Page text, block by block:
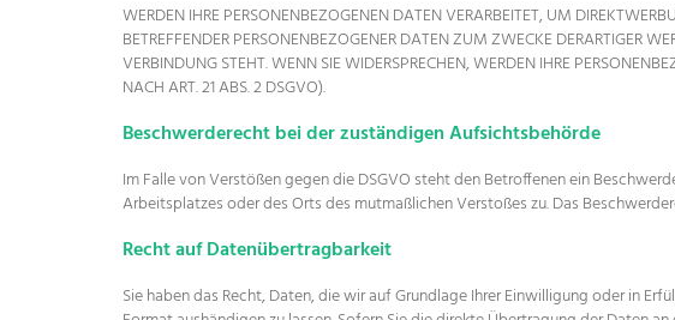
WERDEN IHRE PERSONENBEZOGENEN DATEN VERARBEITET, UM
BETREFFENDER PERSONENBEZOGENER DATEN ZUM ZWECKE DERARTIGER
VERBINDUNG STEHT. WENN SIE WIDERSPRECHEN, WERDEN IHRE
NACH ART. 21 ABS. 2 DSGVO).
Beschwerde­recht bei der zuständigen Aufsichts­behörde
Im Falle von Verstößen gegen die DSGVO steht den Betroffenen ein
Arbeitsplatzes oder des Orts des mutmaßlichen Verstoßes zu. Das
Recht auf Daten­übertrag­barkeit
Sie haben das Recht, Daten, die wir auf Grundlage Ihrer Einwilligung oder in